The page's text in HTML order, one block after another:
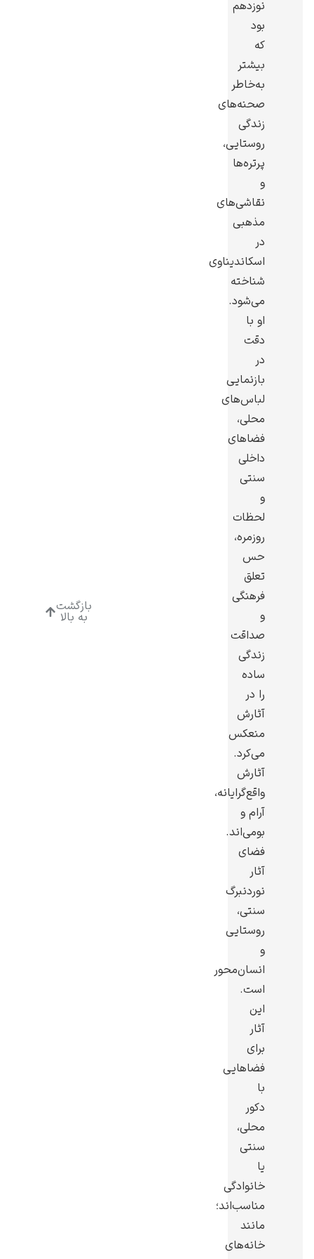
ادوارد مونک
ادوارد هاپر
تابلوها
نوزدهم
بود
که
بیشتر
به‌خاطر
صحنه‌های
زندگی
روستایی،
پرتره‌ها
و
نقاشی‌های
مذهبی
در
اسکاندیناوی
شناخته
می‌شود.
او با
دقت
در
بازنمایی
لباس‌های
محلی،
فضاهای
داخلی
سنتی
و
لحظات
روزمره،
حس
تعلق
فرهنگی
و
صداقت
زندگی
ساده
را در
آثارش
منعکس
می‌کرد.
آثارش
واقع‌گرایانه،
آرام و
بومی‌اند.
فضای
آثار
نوردنبرگ
سنتی،
روستایی
و
انسان‌محور
است.
این
آثار
برای
فضاهایی
با
دکور
محلی،
سنتی
یا
خانوادگی
مناسب‌اند؛
مانند
خانه‌های
بازگشت
به بالا